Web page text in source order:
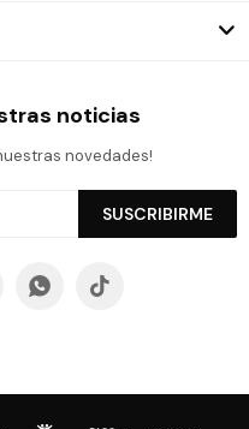
noticias
novedades!
SUSCRIBIRME
 